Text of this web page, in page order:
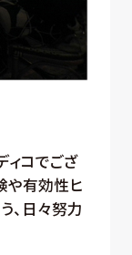
ィコでござ
や有効性ヒ
、日々努力